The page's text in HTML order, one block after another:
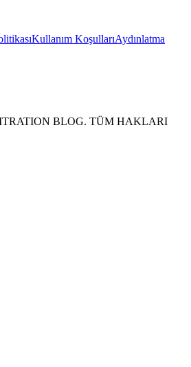
Kullanım KoşullarıAydınlatma
BLOG. TÜM HAKLARI